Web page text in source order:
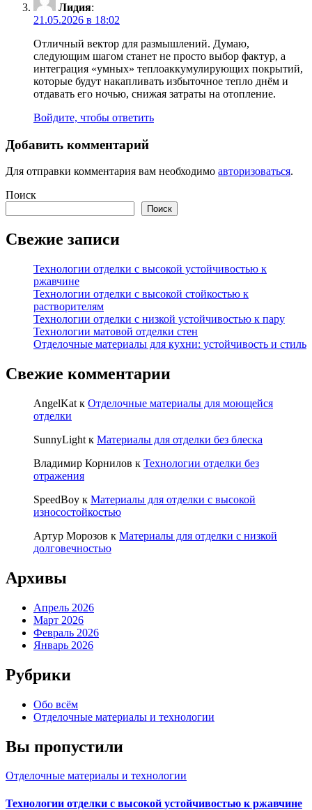
Лидия:
21.05.2026 в 18:02
Отличный вектор для размышлений. Думаю,
следующим шагом станет не просто выбор фактур, а
интеграция «умных» теплоаккумулирующих покрытий,
которые будут накапливать избыточное тепло днём и
отдавать его ночью, снижая затраты на отопление.
Войдите, чтобы ответить
Добавить комментарий
Для отправки комментария вам необходимо авторизоваться.
Поиск
Поиск
Свежие записи
Технологии отделки с высокой устойчивостью к
ржавчине
Технологии отделки с высокой стойкостью к
растворителям
Технологии отделки с низкой устойчивостью к пару
Технологии матовой отделки стен
Отделочные материалы для кухни: устойчивость и стиль
Свежие комментарии
AngelKat к Отделочные материалы для моющейся
отделки
SunnyLight к Материалы для отделки без блеска
Владимир Корнилов к Технологии отделки без
отражения
SpeedBoy к Материалы для отделки с высокой
износостойкостью
Артур Морозов к Материалы для отделки с низкой
долговечностью
Архивы
Апрель 2026
Март 2026
Февраль 2026
Январь 2026
Рубрики
Обо всём
Отделочные материалы и технологии
Вы пропустили
Отделочные материалы и технологии
Технологии отделки с высокой устойчивостью к ржавчине